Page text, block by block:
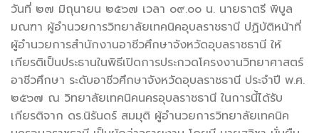
วันที่ ๒๗ มิถุนายน ๒๕๖๗ เวลา ๐๙.๐๐ น. นายธาตรี พิบูล
มณฑา ผู้อำนวยการวิทยาลัยเทคนิคอุบลราชธานี ปฏิบัติหน้าที่
ผู้อำนวยการสำนักงานอาชีวศึกษาจังหวัดอุบลราชธานี ให้
เกียรติเป็นประธานในพิธีเปิดการประกวดโครงงานวิทยาศาสตร์
อาชีวศึกษา ระดับอาชีวศึกษาจังหวัดอุบลราชธานี ประจำปี พ.ศ.
๒๕๖๗ ณ วิทยาลัยเทคนิคนครอุบลราชธานี ในการนี้ได้รับ
เกียรติจาก ดร.นิรันดร์ สมมุติ ผู้อำนวยการวิทยาลัยเทคนิค